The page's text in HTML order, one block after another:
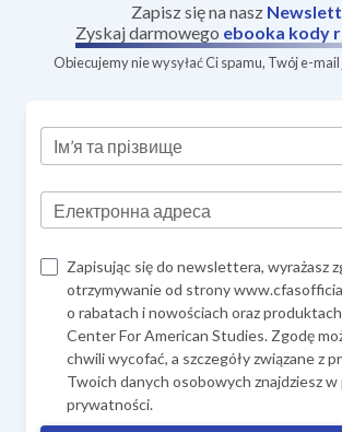
Zapisz się na nasz
Zyskaj darmowego ebooka kody
Obiecujemy nie wysyłać Ci spamu, Twój e-mail
Ім’я та прізвище
Електронна адреса
Zapisując się do newslettera, wyrażasz
otrzymywanie od strony
o rabatach i nowościach oraz
Center For American Studies. Zgodę
chwili wycofać, a szczegóły związane z
Twoich danych osobowych znajdziesz w
prywatności.